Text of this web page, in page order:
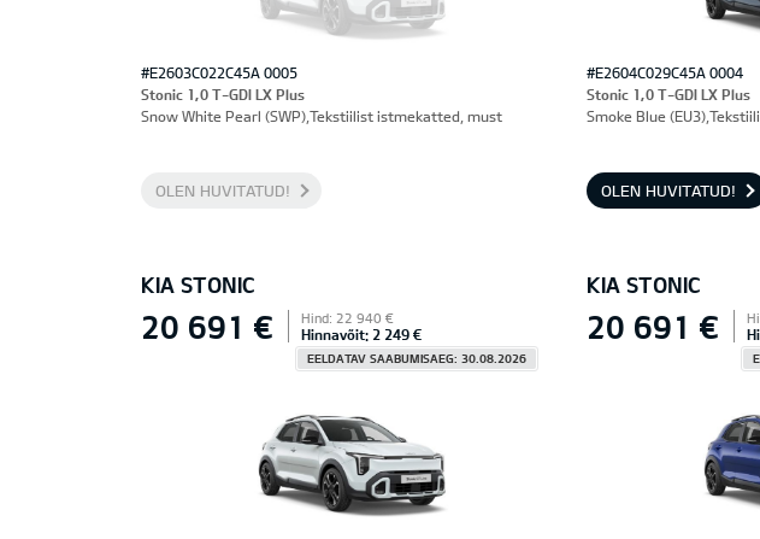
#E2603C022C45A 0005
Stonic 1,0 T-GDI LX Plus
Snow White Pearl (SWP),Tekstiilist istmekatted, must
OLEN HUVITATUD!
#E2604C029C45A 0004
Stonic 1,0 T-GDI LX Plus
Smoke Blue
OLEN HUVITATUD!
KIA STONIC
20 691 € Hind: 22 940 €
Hinnavõit: 2 249 €
EELDATAV SAABUMISAEG: 30.08.2026
KIA STONIC
20 691 €